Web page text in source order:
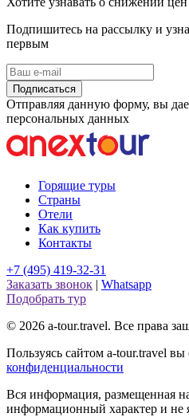
Подпишитесь на рассылку и
первым
Подписаться
Отправляя данную форму, вы
персональных данных
Горящие туры
Страны
Отели
Как купить
Контакты
+7 (495) 419-32-31
Заказать звонок | Whatsapp
Подобрать тур
© 2026 a-tour.travel. Все права
Пользуясь сайтом a-tour.travel вы
конфиденциальности
Вся информация, размещенная
информационный характер и не